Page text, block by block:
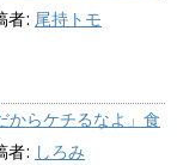
者: 尾持トモ
からケチるなよ」食
者: しろみ